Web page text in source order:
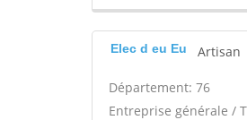
Elec d eu Eu Artisan
Département: 76
Entreprise générale /